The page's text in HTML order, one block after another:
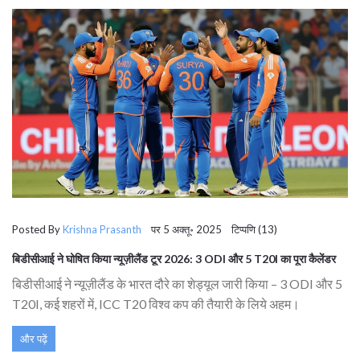
Posted ByKrishna Prasanth पर 5 अक्तू॰ 2025 टिप्पणि (13)
बिडीसीआई ने घोषित किया न्यूज़ीलैंड टूर 2026: 3 ODI और 5 T20I का पूरा कैलेंडर
बिडीसीआई ने न्यूज़ीलैंड के भारत दौरे का शेड्यूल जारी किया – 3 ODI और 5
T20I, कई शहरों में, ICC T20 विश्व कप की तैयारी के लिये अहम।
और पढ़ें